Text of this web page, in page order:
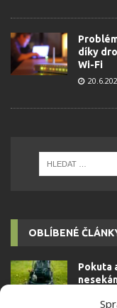
díky
Wi-Fi
OBLÍBENÉ
Pokuta